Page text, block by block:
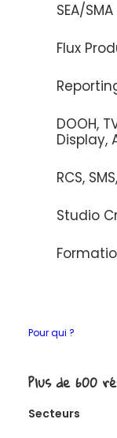
SEA/SMA
Flux
DOOH,
Display,
RCS,
Studio
Pour qui ?
Plus de 600
Secteurs